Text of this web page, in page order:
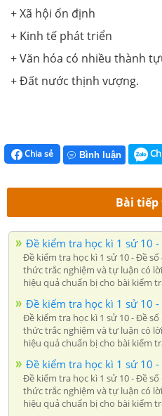
+ Xã hội ổn định
+ Kinh tế phát triển
+ Văn hóa có nhiều thành
+ Đất nước thịnh vượng.
Chia sẻ Bình luận
Bài
Đề kiểm tra học kì 1 sử 10
Đề kiểm tra học kì 1 sử 10 - Đề
thức trắc nghiệm và tự luận có
hiệu quả chuẩn bị cho bài kiểm
Đề kiểm tra học kì 1 sử 10
Đề kiểm tra học kì 1 sử 10 - Đề
thức trắc nghiệm và tự luận có
hiệu quả chuẩn bị cho bài kiểm
Đề kiểm tra học kì 1 sử 10
Đề kiểm tra học kì 1 sử 10 - Đề
thức trắc nghiệm và tự luận có
hiệu quả chuẩn bị cho bài kiểm